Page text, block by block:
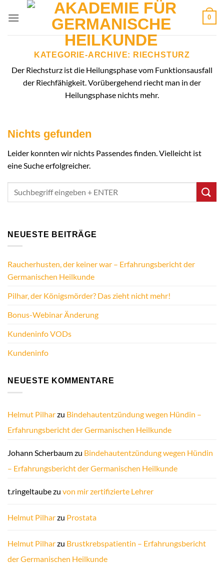
Inhalt
0
KATEGORIE-ARCHIVE: RIECHSTURZ
Der Riechsturz ist die Heilungsphase vom Funktionsausfall
der Riechfähigkeit. Vorübergehend riecht man in der
Heilungsphase nichts mehr.
Nichts gefunden
Leider konnten wir nichts Passendes finden. Vielleicht ist
eine Suche erfolgreicher.
NEUESTE BEITRÄGE
Raucherhusten, der keiner war – Erfahrungsbericht der
Germanischen Heilkunde
Pilhar, der Königsmörder? Das zieht nicht mehr!
Bonus-Webinar Änderung
Kundeninfo VODs
Kundeninfo
NEUESTE KOMMENTARE
Helmut Pilharzu Bindehautentzündung wegen Hündin –
Erfahrungsbericht der Germanischen Heilkunde
Johann Scherbaumzu Bindehautentzündung wegen Hündin
– Erfahrungsbericht der Germanischen Heilkunde
t.ringeltaubezu von mir zertifizierte Lehrer
Helmut Pilharzu Prostata
Helmut Pilharzu Brustkrebspatientin – Erfahrungsbericht
der Germanischen Heilkunde